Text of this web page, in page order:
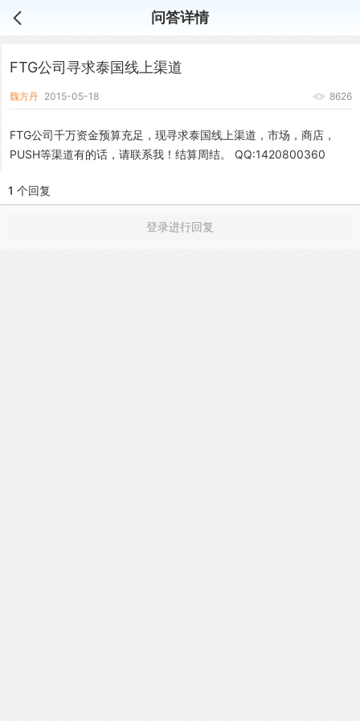
问答详情
FTG公司寻求泰国线上渠道
魏方丹 2015-05-18 8626
FTG公司千万资金预算充足，现寻求泰国线上渠道，市场，商店，
PUSH等渠道有的话，请联系我！结算周结。 QQ:1420800360
1 个回复
登录进行回复